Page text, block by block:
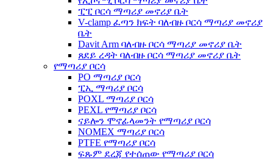
ፒፒ ቦርሳ ማጣሪያ መኖሪያ ቤት
V-clamp ፈጣን ክፍት ባለብዙ ቦርሳ ማጣሪያ መኖሪያ
ቤት
Davit Arm ባለብዙ ቦርሳ ማጣሪያ መኖሪያ ቤት
ጸደይ ረዳት ባለብዙ ቦርሳ ማጣሪያ መኖሪያ ቤት
የማጣሪያ ቦርሳ
PO ማጣሪያ ቦርሳ
ፒኢ ማጣሪያ ቦርሳ
POXL ማጣሪያ ቦርሳ
PEXL የማጣሪያ ቦርሳ
ናይሎን ሞኖፊላመንት የማጣሪያ ቦርሳ
NOMEX ማጣሪያ ቦርሳ
PTFE የማጣሪያ ቦርሳ
ፍጹም ደረጃ የተሰጠው የማጣሪያ ቦርሳ